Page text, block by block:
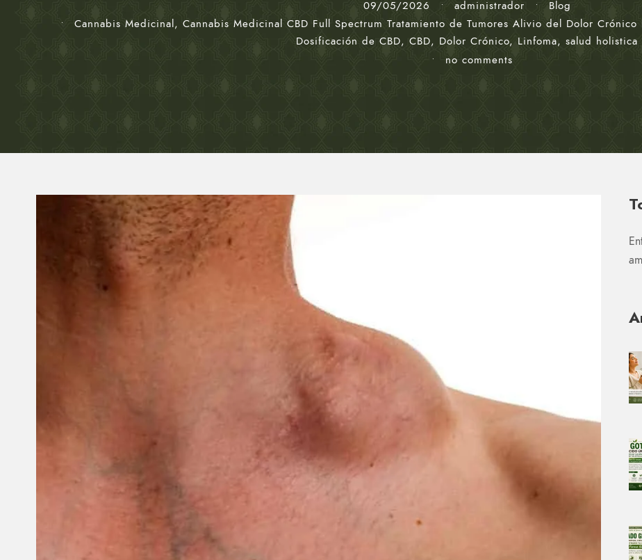
09/05/2026 • administrador •
Blog
•
Cannabis Medicinal, Cannabis Medicinal CBD Full Spectrum Tratamiento de Tumores Alivio del Dolor
Dosificación de CBD, CBD, Dolor Crónico, Linfoma, salud holistica
•
no comments